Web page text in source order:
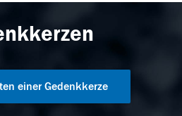
einer Gedenkkerze